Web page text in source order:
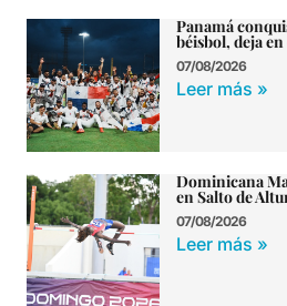
Panamá
béisbol, deja
07/08/2026
Leer más »
Dominicana
en Salto de
07/08/2026
Leer más »